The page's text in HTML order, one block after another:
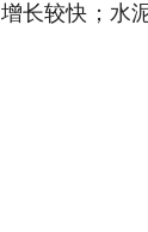
长较快；水